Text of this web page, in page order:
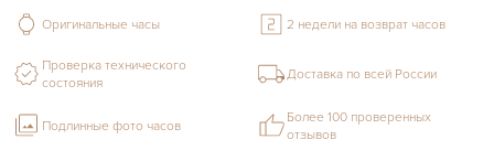
Оригинальные часы 2 недели на возврат часов
Проверка технического
состояния
Доставка по всей России
Подлинные фото часов
Более 100 проверенных
отзывов